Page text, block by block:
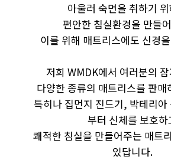
아울러 숙면을 취하기
편안한 침실환경을 만들
이를 위해 매트리스에도 신경
저희 WMDK에서 여러분의
다양한 종류의 매트리스를 판매
특히나 집먼지 진드기, 박테리아
부터 신체를 보호하
쾌적한 침실을 만들어주는 매트
있답니다.